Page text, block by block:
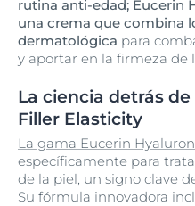
rutina anti-edad; Eucerin
una crema que combina
dermatológica para
y aportar en la firmeza de
La ciencia detrás
Filler Elasticity
La gama Eucerin
específicamente para
de la piel, un signo clave
Su fórmula innovadora